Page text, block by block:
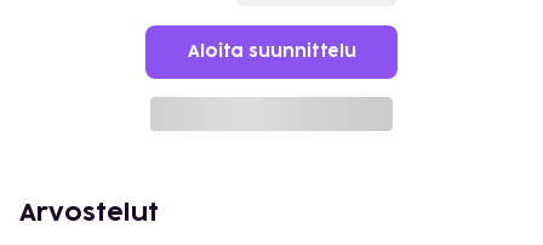
Aloita suunnittelu
Arvostelut